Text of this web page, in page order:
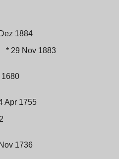
1884
* 29 Nov 1883
1680
Apr 1755
1736